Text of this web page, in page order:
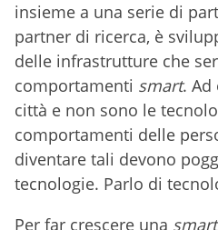
insieme a una serie di
partner di ricerca, è
delle infrastrutture che
comportamenti smart. Ad
città e non sono le
comportamenti delle
diventare tali devono
tecnologie. Parlo di
Per far crescere una